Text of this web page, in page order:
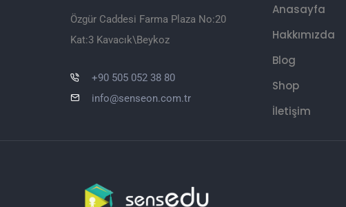
Özgür Caddesi Farma Plaza No:20
Kat:3 Kavacık\Beykoz
+90 505 052 38 80
info@senseon.com.tr
Anasayfa
Hakkımızda
Blog
Shop
İletişim